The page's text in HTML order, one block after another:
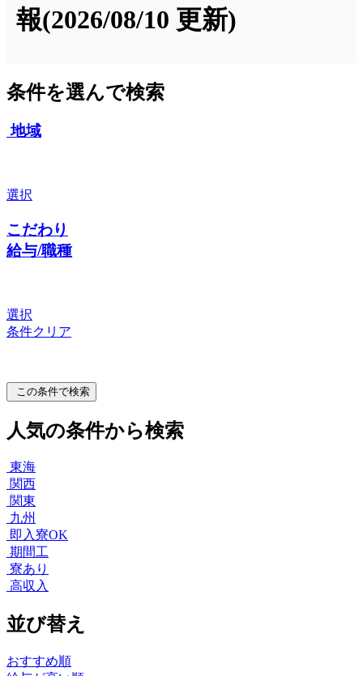
報(2026/08/10 更新)
条件を選んで検索
地域
選択
こだわり
給与/職種
選択
条件クリア
この条件で検索
人気の条件から検索
東海
関西
関東
九州
即入寮OK
期間工
寮あり
高収入
並び替え
おすすめ順